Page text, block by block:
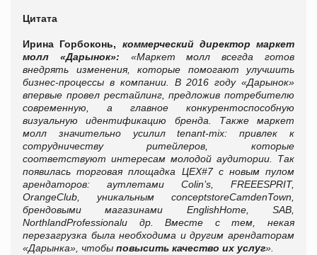
Цитата
Ирина Горбоконь, коммерческий директор маркет
молл «Дарынок»: «Маркет молл всегда готов
внедрять изменения, которые помогают улучшить
бизнес-процессы в компании. В 2016 году «Дарынок»
впервые провел рестайлинг, предложив потребителю
современную, а главное конкурентоспособную
визуальную идентификацию бренда. Также маркет
молл значительно усилилtenant-mix: привлек к
сотрудничеству ритейлеров, которые
соответствуют интересам молодой аудитории. Так
появилась торговая площадка ЦЕХ#7 с новым пулом
арендаторов: аутлетами Colin’s, FREEESPRIT,
OrangeClub, уникальным conceptstoreCamdenTown,
брендовыми магазинами EnglishHome,SAB,
NorthlandProfessionalи др. Вместе с тем, некая
перезагрузка была необходима и другим арендаторам
«Дарынка», чтобы повысить качество их услуг».